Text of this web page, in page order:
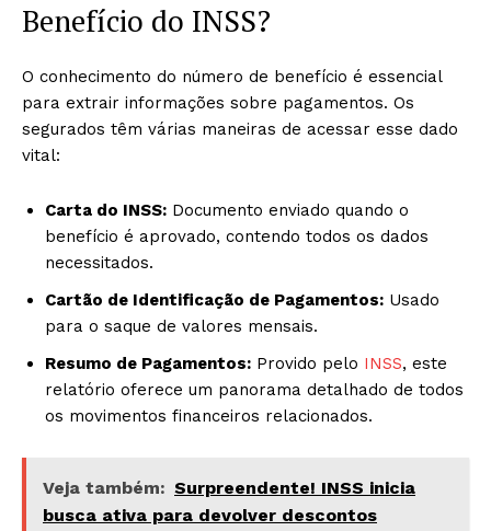
Benefício do INSS?
O conhecimento do número de benefício é essencial
para extrair informações sobre pagamentos. Os
segurados têm várias maneiras de acessar esse dado
vital:
Carta do INSS: Documento enviado quando o
benefício é aprovado, contendo todos os dados
necessitados.
Cartão de Identificação de Pagamentos: Usado
para o saque de valores mensais.
Resumo de Pagamentos: Provido pelo INSS, este
relatório oferece um panorama detalhado de todos
os movimentos financeiros relacionados.
Veja também: Surpreendente! INSS inicia
busca ativa para devolver descontos